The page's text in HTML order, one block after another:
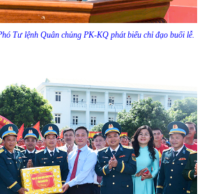
Tư lệnh Quân chủng PK-KQ phát biểu chỉ đạo buổi lễ.